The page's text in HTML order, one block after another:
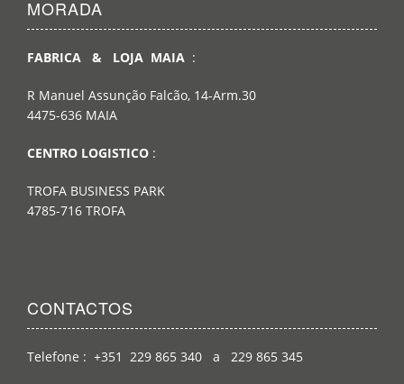
MORADA
FABRICA & LOJA MAIA :
R Manuel Assunção Falcão, 14-Arm.30
4475-636 MAIA
CENTRO LOGISTICO :
TROFA BUSINESS PARK
4785-716 TROFA
CONTACTOS
Telefone : +351 229 865 340 a 229 865 345